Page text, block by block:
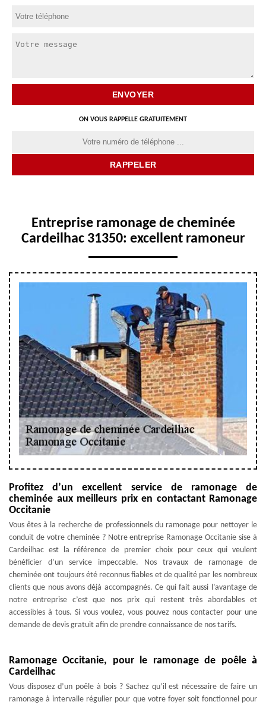
ON VOUS RAPPELLE GRATUITEMENT
Entreprise ramonage de cheminée
Cardeilhac 31350: excellent ramoneur
Profitez d’un excellent service de ramonage de
cheminée aux meilleurs prix en contactant Ramonage
Occitanie
Vous êtes à la recherche de professionnels du ramonage pour nettoyer le
conduit de votre cheminée ? Notre entreprise Ramonage Occitanie sise à
Cardeilhac est la référence de premier choix pour ceux qui veulent
bénéficier d’un service impeccable. Nos travaux de ramonage de
cheminée ont toujours été reconnus fiables et de qualité par les nombreux
clients que nous avons déjà accompagnés. Ce qui fait aussi l’avantage de
notre entreprise c’est que nos prix qui restent très abordables et
accessibles à tous. Si vous voulez, vous pouvez nous contacter pour une
demande de devis gratuit afin de prendre connaissance de nos tarifs.
Ramonage Occitanie, pour le ramonage de poêle à
Cardeilhac
Vous disposez d’un poêle à bois ? Sachez qu’il est nécessaire de faire un
ramonage à intervalle régulier pour que votre foyer soit fonctionnel pour